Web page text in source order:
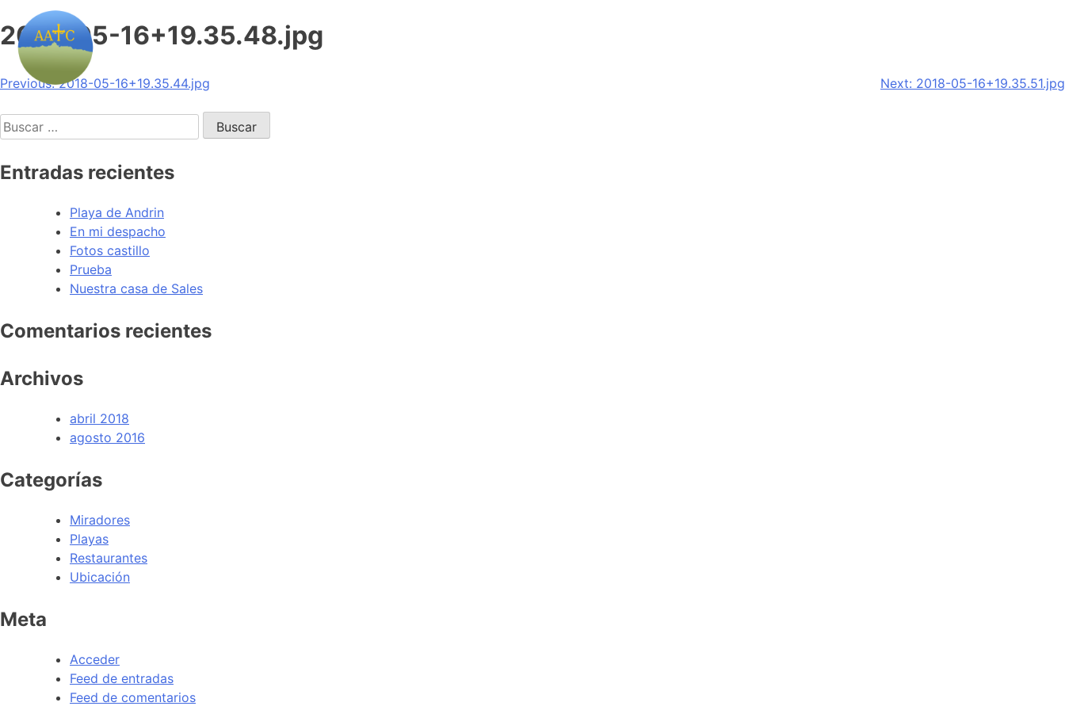
2018-05-16+19.35.48.jpg
Navegación
de
entradas
Previous: 2018-05-16+19.35.44.jpg Next: 2018-05-16+19.35.51.jpg
Buscar:
Entradas recientes
Playa de Andrin
En mi despacho
Fotos castillo
Prueba
Nuestra casa de Sales
Comentarios recientes
Archivos
abril 2018
agosto 2016
Categorías
Miradores
Playas
Restaurantes
Ubicación
Meta
Acceder
Feed de entradas
Feed de comentarios